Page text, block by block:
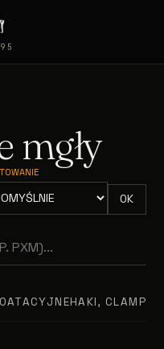
mgły
OK
HAKI, CLAMPY,